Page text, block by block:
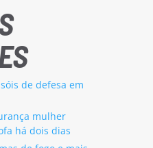
de defesa em
mulher
há dois dias